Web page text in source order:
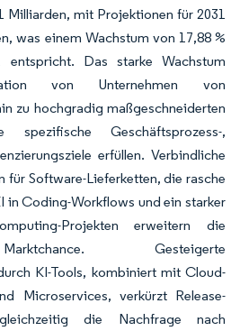
Milliarden, mit Projektionen für 2031
was einem Wachstum von 17,88 %
entspricht. Das starke Wachstum
von Unternehmen von
zu hochgradig maßgeschneiderten
Geschäftsprozess-,
erfüllen. Verbindliche
für Software-Lieferketten, die rasche
in Coding-Workflows und ein starker
Projekten erweitern die
Gesteigerte
KI-Tools, kombiniert mit Cloud-
Microservices, verkürzt Release-
die Nachfrage nach